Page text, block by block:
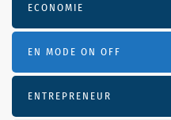
ECONOMIE
EN MODE ON OFF
ENTREPRENEUR